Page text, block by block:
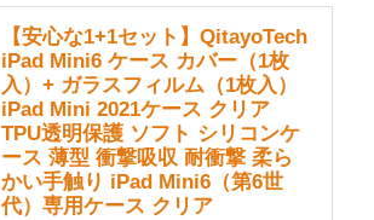
【安心な1+1セット】QitayoTech
iPad Mini6 ケース カバー（1枚
入）+ ガラスフィルム（1枚入）
iPad Mini 2021ケース クリア
TPU透明保護 ソフト シリコンケ
ース 薄型 衝撃吸収 耐衝撃 柔ら
かい手触り iPad Mini6（第6世
代）専用ケース クリア